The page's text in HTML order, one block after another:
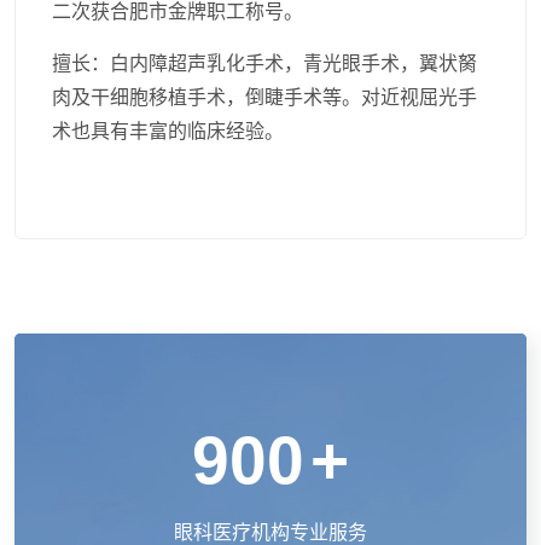
二次获合肥市金牌职工称号。
擅长：白内障超声乳化手术，青光眼手术，翼状胬
肉及干细胞移植手术，倒睫手术等。对近视屈光手
术也具有丰富的临床经验。
900+
眼科医疗机构专业服务